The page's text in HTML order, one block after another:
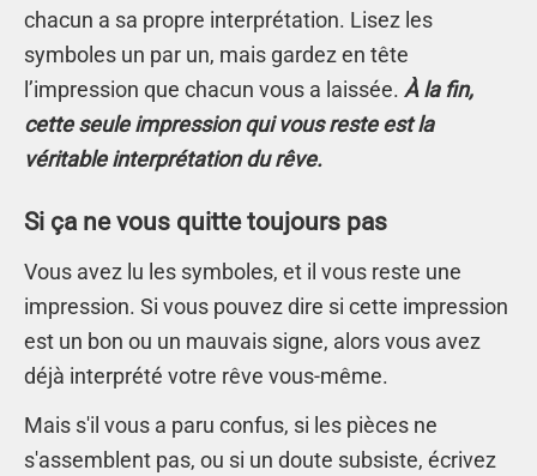
chacun a sa propre interprétation. Lisez les
symboles un par un, mais gardez en tête
l’impression que chacun vous a laissée. À la fin,
cette seule impression qui vous reste est la
véritable interprétation du rêve.
Si ça ne vous quitte toujours pas
Vous avez lu les symboles, et il vous reste une
impression. Si vous pouvez dire si cette impression
est un bon ou un mauvais signe, alors vous avez
déjà interprété votre rêve vous-même.
Mais s'il vous a paru confus, si les pièces ne
s'assemblent pas, ou si un doute subsiste, écrivez